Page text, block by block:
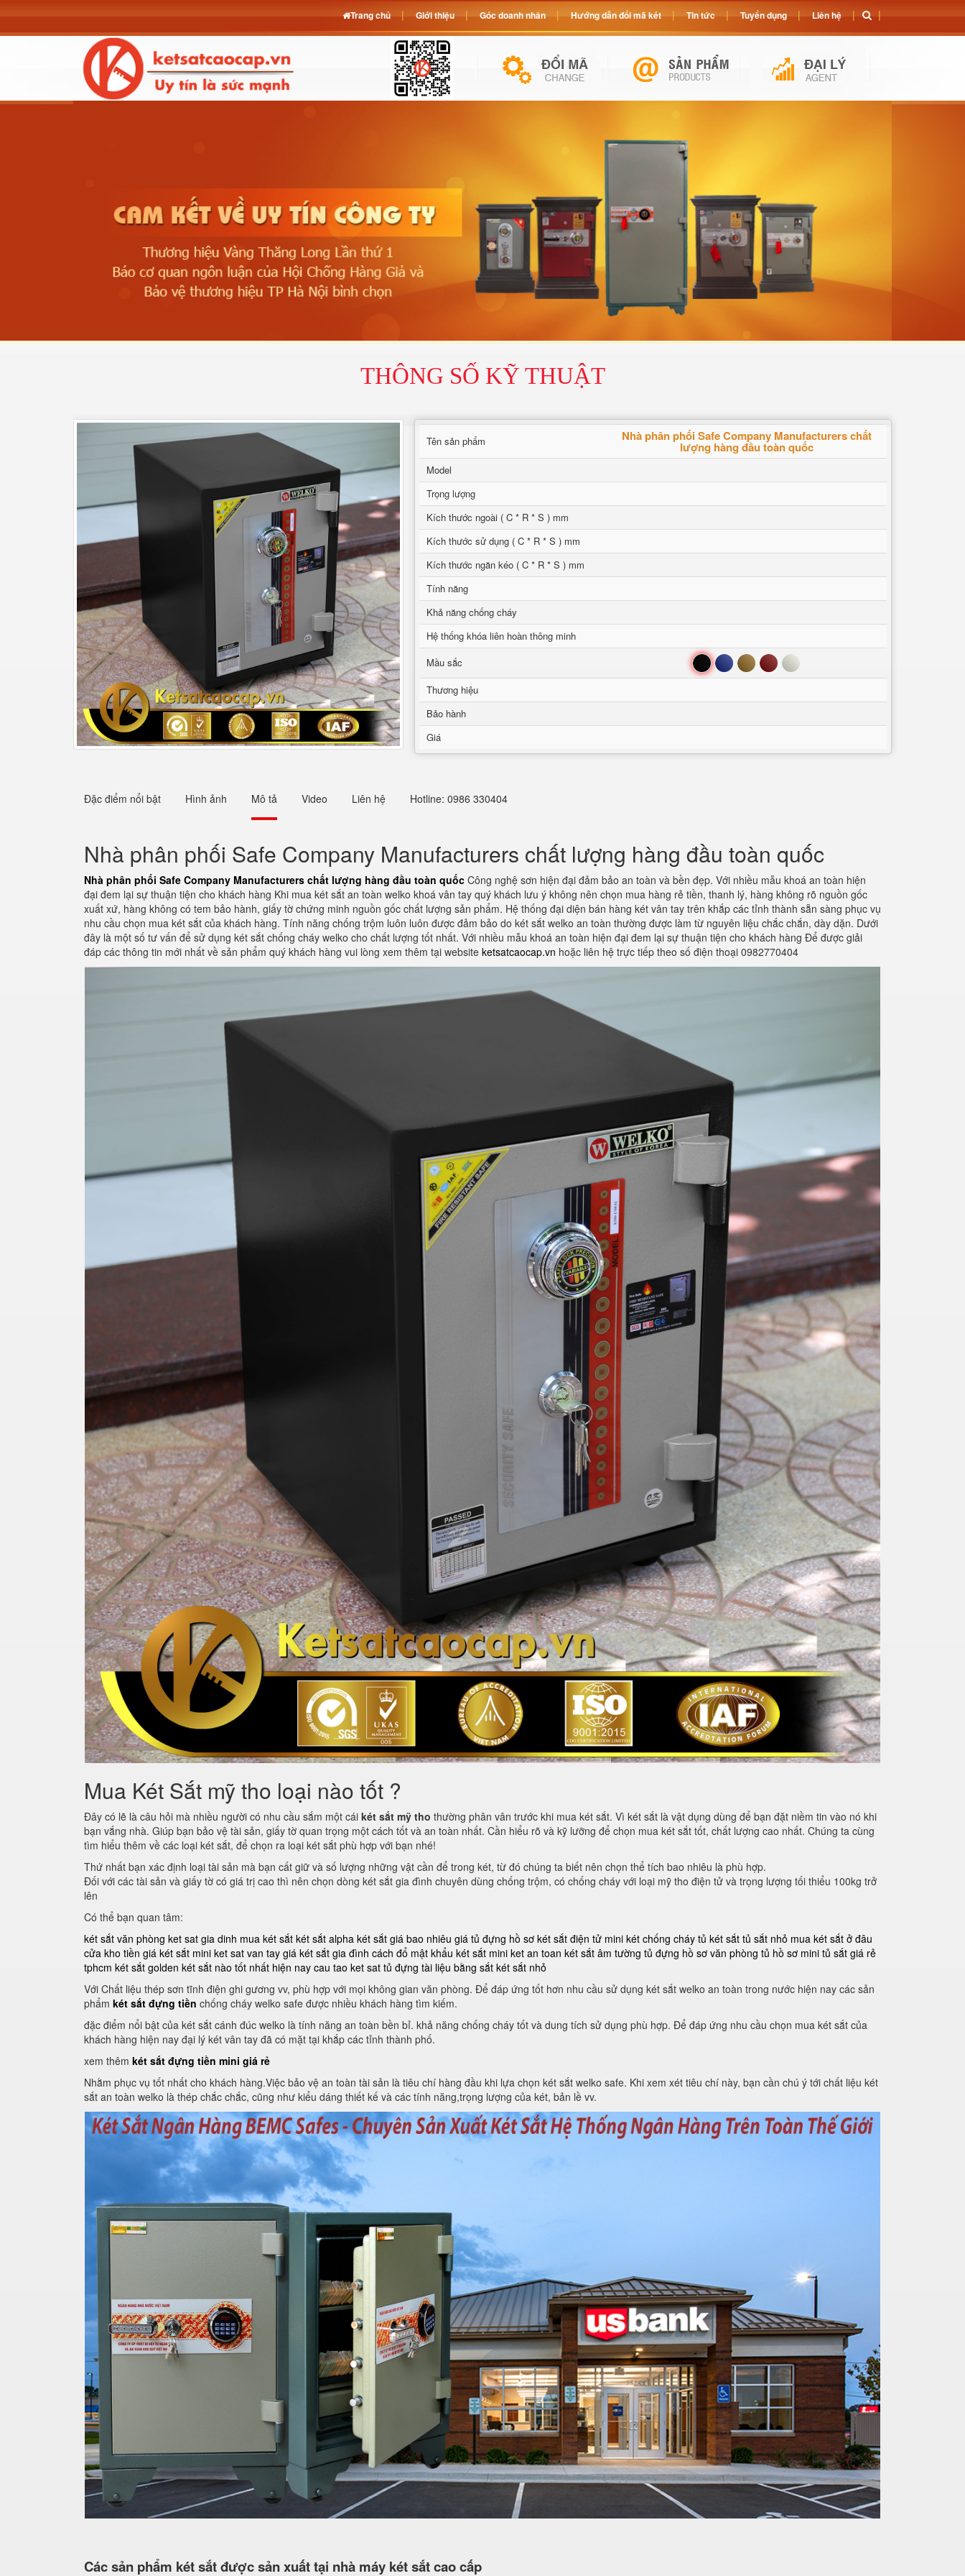
THÔNG SỐ KỸ THUẬT
Tên sản phẩm Nhà phân phối Safe Company Manufacturers chất
lượng hàng đầu toàn quốc
Model
Trọng lượng
Kích thước ngoài ( C * R * S ) mm
Kích thước sử dụng ( C * R * S ) mm
Kích thước ngăn kéo ( C * R * S ) mm
Tính năng
Khả năng chống cháy
Hệ thống khóa liên hoàn thông minh
Mầu sắc
Đen Xanh Nâu Đỏ Trắng
Thương hiệu
Bảo hành
Giá
Đặc điểm nổi bật Hình ảnh Mô tả Video Liên hệ Hotline: 0986 330404
Nhà phân phối Safe Company Manufacturers chất lượng hàng đầu toàn quốc
Nhà phân phối Safe Company Manufacturers chất lượng hàng đầu toàn quốc Công nghệ sơn hiện đại đảm bảo an toàn và bền đẹp. Với nhiều mẫu khoá an toàn hiện
đại đem lại sự thuận tiện cho khách hàng Khi mua két sắt an toàn welko khoá vân tay quý khách lưu ý không nên chọn mua hàng rẻ tiền, thanh lý, hàng không rõ nguồn gốc
xuất xứ, hàng không có tem bảo hành, giấy tờ chứng minh nguồn gốc chất lượng sản phẩm. Hệ thống đại diện bán hàng két vân tay trên khắp các tỉnh thành sẵn sàng phục vụ
nhu cầu chọn mua két sắt của khách hàng. Tính năng chống trộm luôn luôn được đảm bảo do két sắt welko an toàn thường được làm từ nguyên liệu chắc chắn, dày dặn. Dưới
đây là một số tư vấn để sử dụng két sắt chống cháy welko cho chất lượng tốt nhất. Với nhiều mẫu khoá an toàn hiện đại đem lại sự thuận tiện cho khách hàng Để được giải
đáp các thông tin mới nhất về sản phẩm quý khách hàng vui lòng xem thêm tại website ketsatcaocap.vn hoặc liên hệ trực tiếp theo số điện thoại 0982770404
Mua Két Sắt mỹ tho loại nào tốt ?
Đây có lẽ là câu hỏi mà nhiều người có nhu cầu sắm một cái két sắt mỹ tho thường phân vân trước khi mua két sắt. Vì két sắt là vật dụng dùng để bạn đặt niềm tin vào nó khi
bạn vắng nhà. Giúp bạn bảo vệ tài sản, giấy tờ quan trọng một cách tốt và an toàn nhất. Cần hiểu rõ và kỹ lưỡng để chọn mua két sắt tốt, chất lượng cao nhất. Chúng ta cùng
tìm hiểu thêm về các loại két sắt, để chọn ra loại két sắt phù hợp với bạn nhé!
Thứ nhất bạn xác định loại tài sản mà bạn cất giữ và số lượng những vật cần để trong két, từ đó chúng ta biết nên chọn thể tích bao nhiêu là phù hợp.
Đối với các tài sản và giấy tờ có giá trị cao thì nên chọn dòng két sắt gia đình chuyên dùng chống trộm, có chống cháy với loại mỹ tho điện tử và trọng lượng tối thiểu 100kg trở
lên
Có thể bạn quan tâm:
két sắt văn phòng ket sat gia dinh mua két sắt két sắt alpha két sắt giá bao nhiêu giá tủ đựng hồ sơ két sắt điện tử mini két chống cháy tủ két sắt tủ sắt nhỏ mua két sắt ở đâu
cửa kho tiền giá két sắt mini ket sat van tay giá két sắt gia đình cách đổ mật khẩu két sắt mini ket an toan két sắt âm tường tủ đựng hồ sơ văn phòng tủ hồ sơ mini tủ sắt giá rẻ
tphcm két sắt golden két sắt nào tốt nhất hiện nay cau tao ket sat tủ đựng tài liệu bằng sắt két sắt nhỏ
Với Chất liệu thép sơn tĩnh điện ghi gương vv, phù hợp với mọi không gian văn phòng. Để đáp ứng tốt hơn nhu cầu sử dụng két sắt welko an toàn trong nước hiện nay các sản
phẩm két sắt đựng tiền chống cháy welko safe được nhiều khách hàng tìm kiếm.
đặc điểm nổi bật của két sắt cánh đúc welko là tính năng an toàn bền bỉ. khả năng chống cháy tốt và dung tích sử dụng phù hợp. Để đáp ứng nhu cầu chọn mua két sắt của
khách hàng hiện nay đại lý két vân tay đã có mặt tại khắp các tỉnh thành phố.
xem thêm két sắt đựng tiền mini giá rẻ
Nhằm phục vụ tốt nhất cho khách hàng.Việc bảo vệ an toàn tài sản là tiêu chí hàng đầu khi lựa chọn két sắt welko safe. Khi xem xét tiêu chí này, bạn cần chú ý tới chất liệu két
sắt an toàn welko là thép chắc chắc, cũng như kiểu dáng thiết kế và các tính năng,trọng lượng của két, bản lề vv.
Các sản phẩm két sắt được sản xuất tại nhà máy két sắt cao cấp
Trang chủ Giới thiệu Góc doanh nhân Hướng dẫn đổi mã két Tin tức Tuyển dụng Liên hệ